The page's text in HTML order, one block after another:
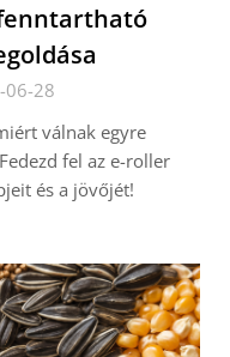
06-28
válnak egyre
fel az e-roller
és a jövőjét!